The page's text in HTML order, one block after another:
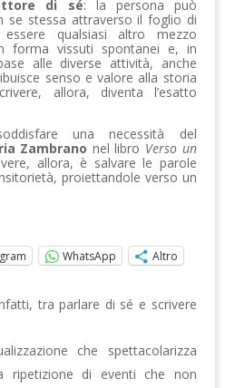
di sé: la persona può
se stessa attraverso il foglio di
qualsiasi altro mezzo
forma vissuti spontanei e, in
alle diverse attività, anche
senso e valore alla storia
allora, diventa l’esatto
una necessità del
Zambrano nel libro Verso un
allora, è salvare le parole
proiettandole verso un
WhatsApp Altro
tra parlare di sé e scrivere
che spettacolarizza
ripetizione di eventi che non